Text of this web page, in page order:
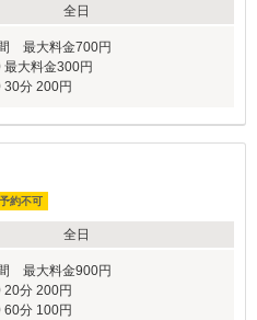
全日
最大料金700円
大料金300円
分 200円
約不可
全日
最大料金900円
分 200円
分 100円